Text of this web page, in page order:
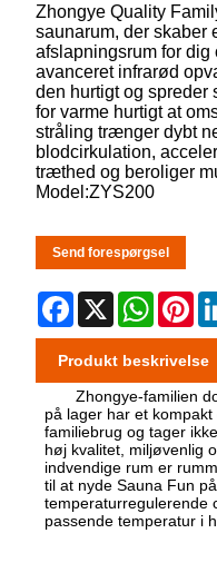
Zhongye Quality
saunarum, der skaber
afslapningsrum for dig
avanceret infrarød
den hurtigt og
for varme hurtigt at
stråling trænger dybt
blodcirkulation,
træthed og beroliger
Model:ZYS200
Send forespørgsel
Facebook
X
Produkt beskrivelse
Zhongye-familien
på lager har et
familiebrug og tager
høj kvalitet, miljøvenlig
indvendige rum er
til at nyde Sauna Fun
temperaturregulerende
passende temperatur i